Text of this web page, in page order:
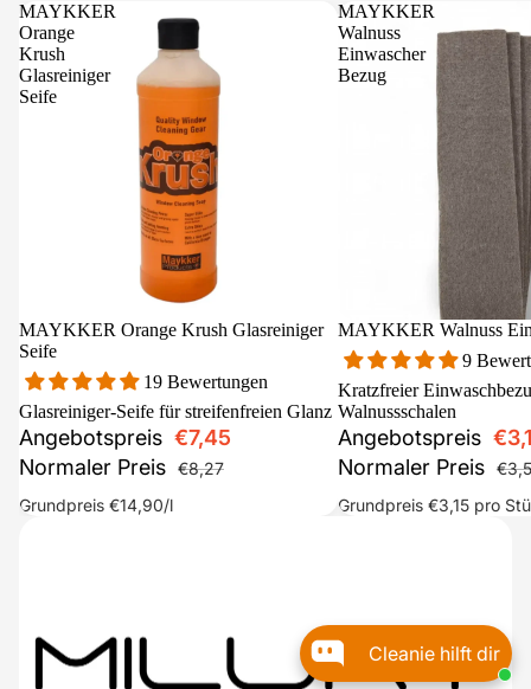
Cleanie hilft dir
MAYKKER
Orange
Krush
Glasreiniger
Seife
Sale
MAYKKER Orange Krush Glasreiniger
Seife
19 Bewertungen
Glasreiniger-Seife für streifenfreien Glanz
Angebotspreis €7,45
Normaler Preis €8,27
Grundpreis €14,90/l
MAYKKER
Walnuss
Einwascher
Bezug
Sale
MAYKKER Walnuss
9
Kratzfreier
Walnussschalen
Angebotspreis
Normaler Preis
Grundpreis €3,15pro